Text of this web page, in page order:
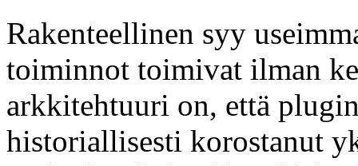
Rakenteellinen syy
toiminnot toimivat ilman
arkkitehtuuri on, että
historiallisesti korostanut